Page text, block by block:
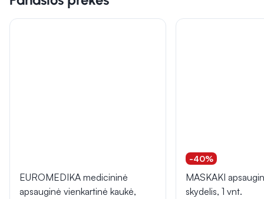
EUROMEDIKA medicininė
apsauginė vienkartinė kaukė,
-40%
MASKAKI
skydelis, 1 vnt.